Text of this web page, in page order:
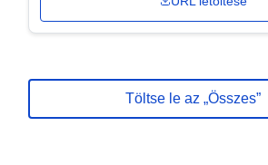
Töltse le az „Összes”